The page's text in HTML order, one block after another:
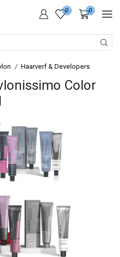
0 0
/ Haarverf & Developers
Color